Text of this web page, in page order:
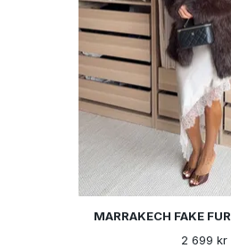
MARRAKECH FAKE
2 699 kr